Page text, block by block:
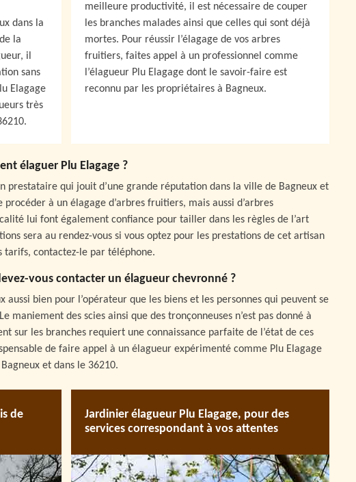
dans la
la
il
sans
Elagage
très
meilleure productivité, il est nécessaire de couper
les branches malades ainsi que celles qui sont déjà
mortes. Pour réussir l’élagage de vos arbres
fruitiers, faites appel à un professionnel comme
l’élagueur Plu Elagage dont le savoir-faire est
reconnu par les propriétaires à Bagneux.
élaguer Plu Elagage ?
prestataire qui jouit d’une grande réputation dans la ville de Bagneux et
à un élagage d’arbres fruitiers, mais aussi d’arbres
lui font également confiance pour tailler dans les règles de l’art
sera au rendez-vous si vous optez pour les prestations de cet artisan
tarifs, contactez-le par téléphone.
vous contacter un élagueur chevronné ?
aussi bien pour l’opérateur que les biens et les personnes qui peuvent se
des scies ainsi que des tronçonneuses n’est pas donné à
sur les branches requiert une connaissance parfaite de l’état de ces
de faire appel à un élagueur expérimenté comme Plu Elagage
et dans le 36210.
de
Jardinier élagueur Plu Elagage, pour des
services correspondant à vos attentes